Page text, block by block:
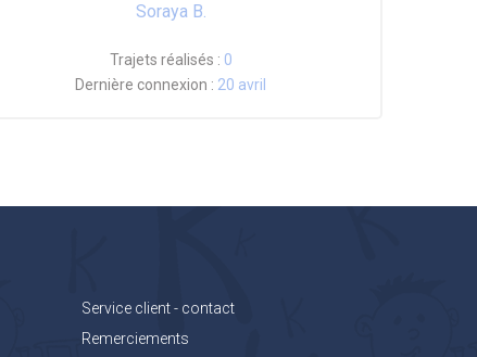
Soraya B.
Trajets réalisés : 0
Dernière connexion : 20 avril
Service client - contact
Remerciements